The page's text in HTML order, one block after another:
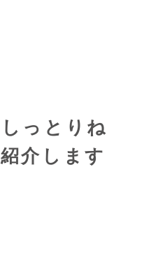
っとりね
介します